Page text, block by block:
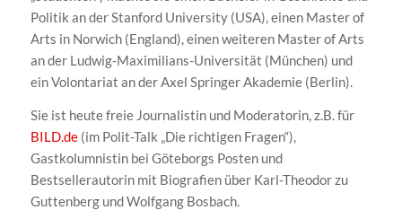
Politik an der Stanford University (USA), einen Master of
Arts in Norwich (England), einen weiteren Master of Arts
an der Ludwig-Maximilians-Universität (München) und
ein Volontariat an der Axel Springer Akademie (Berlin).
Sie ist heute freie Journalistin und Moderatorin, z.B. für
BILD.de(im Polit-Talk „Die richtigen Fragen“),
Gastkolumnistin bei Göteborgs Posten und
Bestsellerautorin mit Biografien über Karl-Theodor zu
Guttenberg und Wolfgang Bosbach.